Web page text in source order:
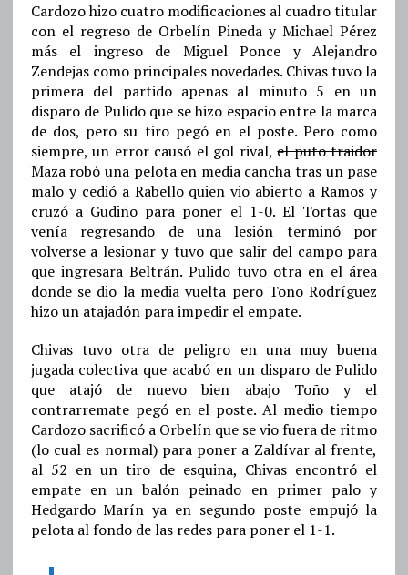
Cardozo hizo cuatro modificaciones al cuadro titular
con el regreso de Orbelín Pineda y Michael Pérez
más el ingreso de Miguel Ponce y Alejandro
Zendejas como principales novedades. Chivas tuvo la
primera del partido apenas al minuto 5 en un
disparo de Pulido que se hizo espacio entre la marca
de dos, pero su tiro pegó en el poste. Pero como
siempre, un error causó el gol rival,el puto traidor
Maza robó una pelota en media cancha tras un pase
malo y cedió a Rabello quien vio abierto a Ramos y
cruzó a Gudiño para poner el 1-0. El Tortas que
venía regresando de una lesión terminó por
volverse a lesionar y tuvo que salir del campo para
que ingresara Beltrán. Pulido tuvo otra en el área
donde se dio la media vuelta pero Toño Rodríguez
hizo un atajadón para impedir el empate.
Chivas tuvo otra de peligro en una muy buena
jugada colectiva que acabó en un disparo de Pulido
que atajó de nuevo bien abajo Toño y el
contrarremate pegó en el poste. Al medio tiempo
Cardozo sacrificó a Orbelín que se vio fuera de ritmo
(lo cual es normal) para poner a Zaldívar al frente,
al 52 en un tiro de esquina, Chivas encontró el
empate en un balón peinado en primer palo y
Hedgardo Marín ya en segundo poste empujó la
pelota al fondo de las redes para poner el 1-1.